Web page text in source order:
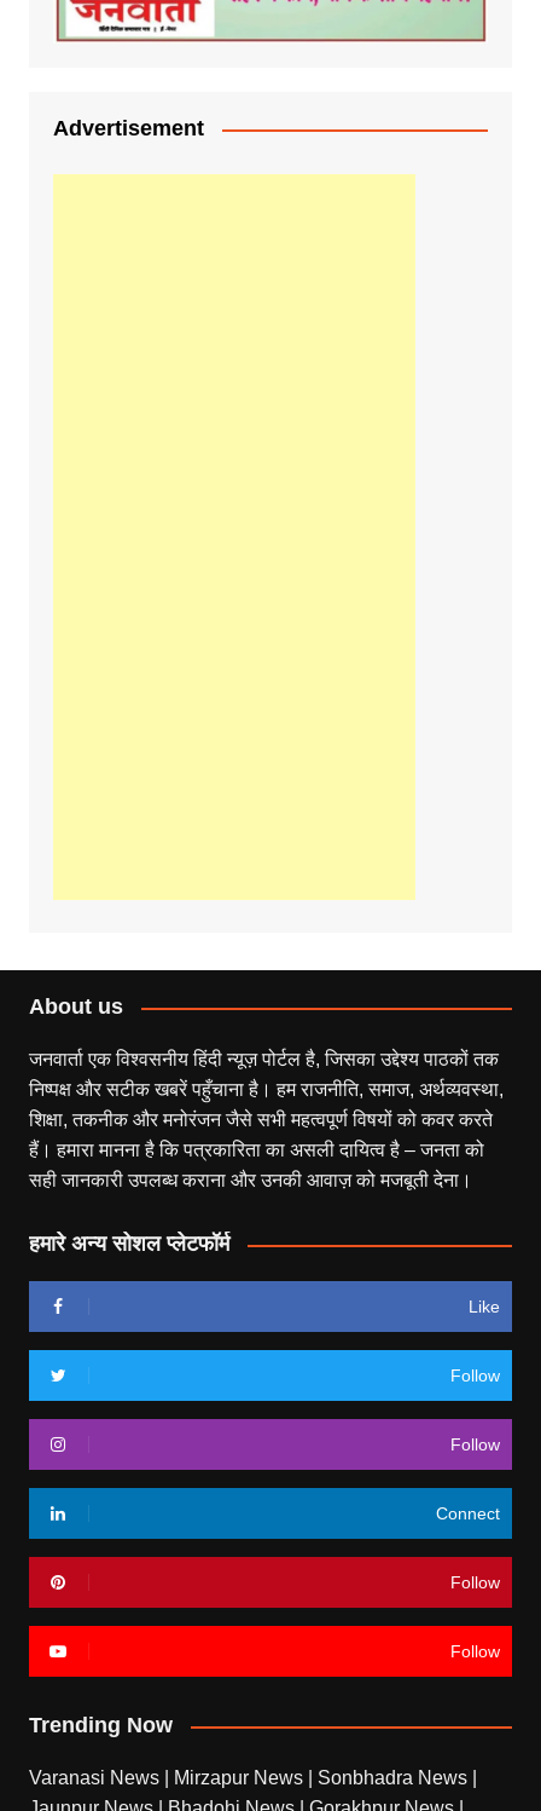
Advertisement
About us
जनवार्ता एक विश्वसनीय हिंदी न्यूज़ पोर्टल है, जिसका उद्देश्य पाठकों तक
निष्पक्ष और सटीक खबरें पहुँचाना है। हम राजनीति, समाज, अर्थव्यवस्था,
शिक्षा, तकनीक और मनोरंजन जैसे सभी महत्वपूर्ण विषयों को कवर करते
हैं। हमारा मानना है कि पत्रकारिता का असली दायित्व है – जनता को
सही जानकारी उपलब्ध कराना और उनकी आवाज़ को मजबूती देना।
हमारे अन्य सोशल प्लेटफॉर्म
Like
Follow
Follow
Connect
Follow
Follow
Trending Now
Varanasi News Mirzapur News Sonbhadra News